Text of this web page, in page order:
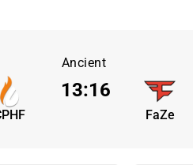
Ancient
FaZe
13:16